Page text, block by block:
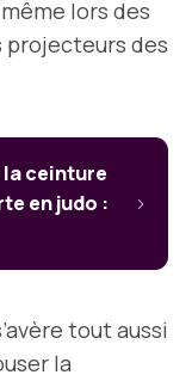
lors des
projecteurs des
la ceinture
en judo :
tout aussi
la